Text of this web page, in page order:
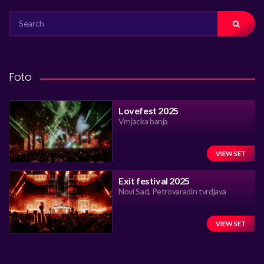
FOR:
Foto
Lovefest 2025
Vrnjacka banja
VIEW SET
Exit festival 2025
Novi Sad, Petrovaradin tvrdjava
VIEW SET